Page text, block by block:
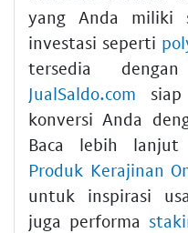
yang Anda miliki
investasi seperti
tersedia
JualSaldo.com siap
konversi Anda
Baca lebih
Produk Kerajinan
untuk inspirasi
juga performa